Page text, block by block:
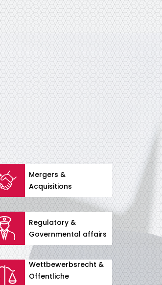
Mergers &
Acquisitions
Regulatory &
Governmental affairs
Wettbewerbsrecht &
Öffentliche